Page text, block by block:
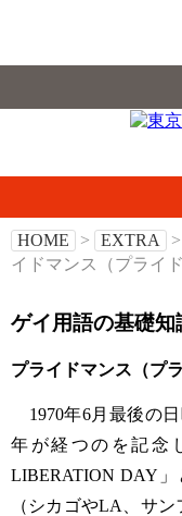
HOME > EXTRA >
イドマンス（プライド
ゲイ用語の基礎知
プライドマンス（プ
1970年6月最後の日
年が経つのを記念
LIBERATION DAY
（シカゴやLA、サ